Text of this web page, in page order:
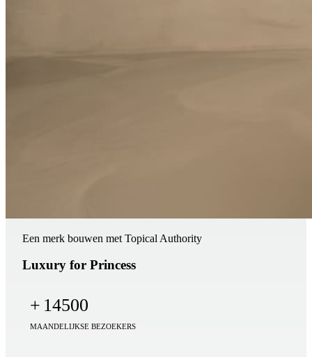
Een merk bouwen met Topical Authority
Luxury for Princess
+ 14500
MAANDELIJKSE BEZOEKERS